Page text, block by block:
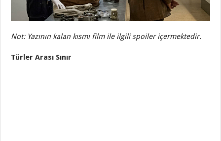
Not: Yazının kalan kısmı film ile ilgili spoiler içermektedir.
Türler Arası Sınır